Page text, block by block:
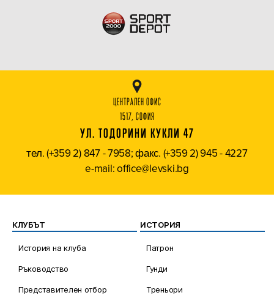
ЦЕНТРАЛЕН ОФИС
1517, СОФИЯ
УЛ. ТОДОРИНИ КУКЛИ 47
тел. (+359 2) 847 - 7958; факс. (+359 2) 945 - 4227
e-mail: office@levski.bg
КЛУБЪТ
История на клуба
Ръководство
Представителен отбор
ИСТОРИЯ
Патрон
Гунди
Треньори